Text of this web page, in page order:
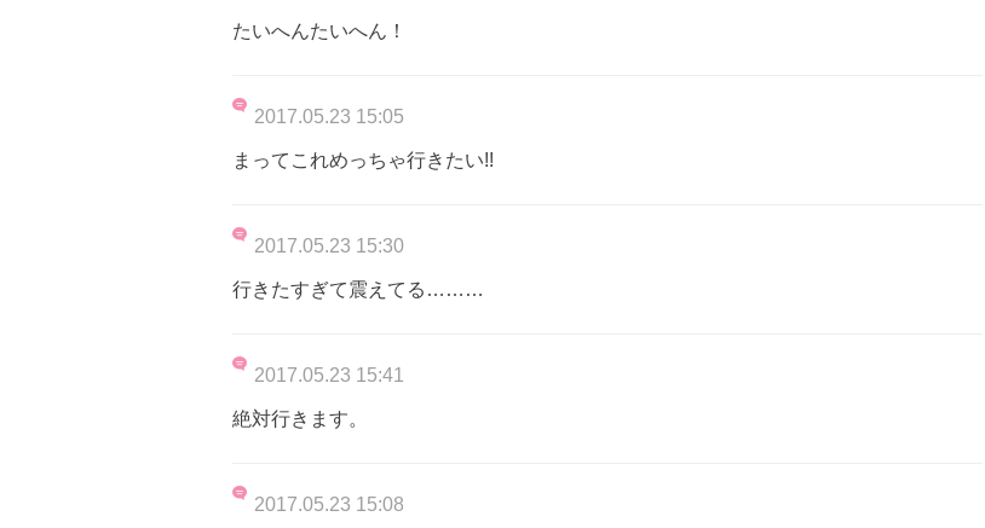
たいへんたいへん！
2017.05.23 15:05
まってこれめっちゃ行きたい!!
2017.05.23 15:30
行きたすぎて震えてる………
2017.05.23 15:41
絶対行きます。
2017.05.23 15:08